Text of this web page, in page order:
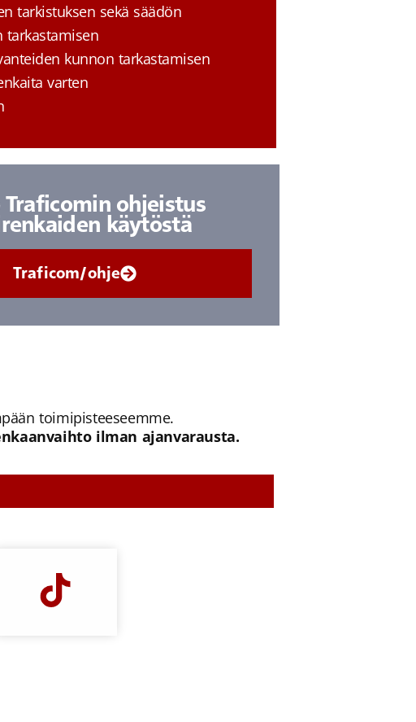
tarkistuksen sekä säädön
tarkastamisen
kunnon tarkastamisen
varten
Traficomin ohjeistus
käytöstä
Traficom/ohje
toimipisteeseemme.
ilman ajanvarausta.